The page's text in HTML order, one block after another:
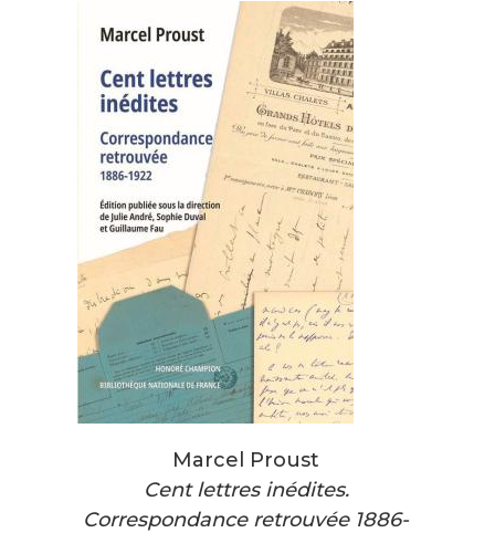
Marcel Proust
Cent lettres inédites.
Correspondance retrouvée 1886-